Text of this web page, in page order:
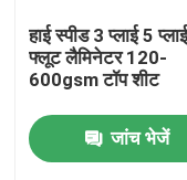
गुणवत्ता नियंत्रण
हमसे संपर्क करें
हाई स्पीड 3 प्लाई 5
फ्लूट लैमिनेटर 120-
600gsm टॉप शीट
जांच भेजें